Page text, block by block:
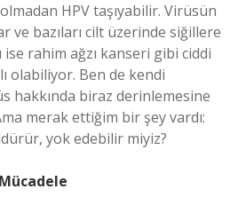
HPV taşıyabilir. Virüsün
ve bazıları cilt üzerinde siğillere
ise rahim ağzı kanseri gibi ciddi
olabiliyor. Ben de kendi
hakkında biraz derinlemesine
merak ettiğim bir şey vardı:
yok edebilir miyiz?